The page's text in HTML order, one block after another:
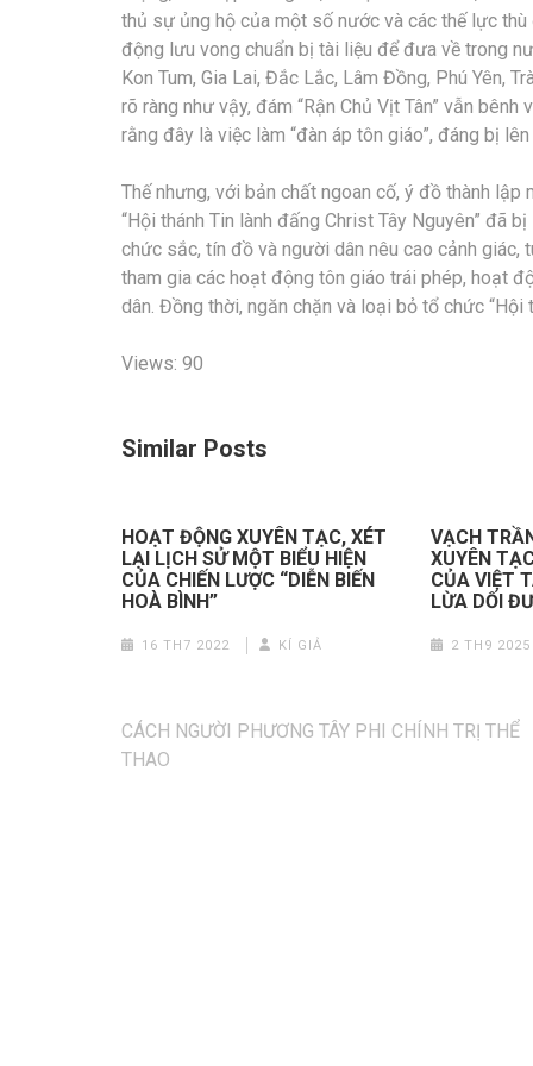
thủ sự ủng hộ của một số nước và các thế lực
động lưu vong chuẩn bị tài liệu để đưa về trong
Kon Tum, Gia Lai, Đắc Lắc, Lâm Đồng, Phú Yên,
rõ ràng như vậy, đám “Rận Chủ Vịt Tân” vẫn
rằng đây là việc làm “đàn áp tôn giáo”, đáng bị
Thế nhưng, với bản chất ngoan cố, ý đồ thành
“Hội thánh Tin lành đấng Christ Tây Nguyên” đã
chức sắc, tín đồ và người dân nêu cao cảnh
tham gia các hoạt động tôn giáo trái phép, hoạt
dân. Đồng thời, ngăn chặn và loại bỏ tổ chức “Hội
Views: 90
Similar Posts
HOẠT ĐỘNG XUYÊN TẠC, XÉT
LẠI LỊCH SỬ MỘT BIỂU HIỆN
CỦA CHIẾN LƯỢC “DIỄN BIẾN
HOÀ BÌNH”
16 TH7 2022 KÍ GIẢ
VẠCH
XUYÊN
CỦA VIỆT
LỪA DỐI
2 TH9 2025
Điều
hướng
CÁCH NGƯỜI PHƯƠNG TÂY PHI CHÍNH TRỊ THỂ
THAO